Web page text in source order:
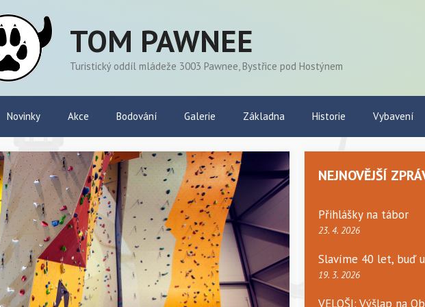
TOM PAWNEE
Turistický oddíl mládeže 3003 Pawnee, Bystřice pod Hostýnem
Novinky Akce Bodování Galerie Základna Historie Vybavení
NEJNOVĚJŠÍ
Přihlášky na tábor
23. 4. 2026
Slavíme 40 let, buď
19. 3. 2026
VELOŠI: Výšlap na